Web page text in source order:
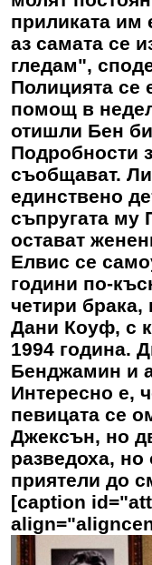
приликата им
аз самата се
гледам",
Полицията се
помощ в
отишли Бен
Подробности
съобщават.
единствено
съпругата му
остават
Елвис се
години по-
четири брака,
Дани Коуф, с
1994 година.
Бенджамин и
Интересно е,
певицата се
Джексън, но
разведоха, но
приятели до
[caption